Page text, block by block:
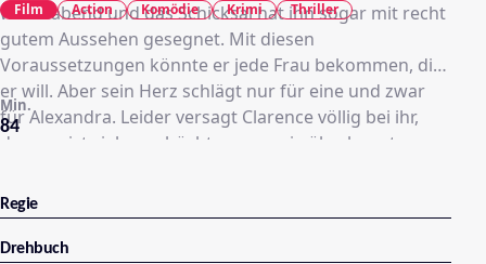
wohlhabend und das Schicksal hat ihn sogar mit recht
gutem Aussehen gesegnet. Mit diesen
Voraussetzungen könnte er jede Frau bekommen, die
er will. Aber sein Herz schlägt nur für eine und zwar
für Alexandra. Leider versagt Clarence völlig bei ihr,
denn er ist viel zu schüchtern, um sie überhaupt
echten Frauenhelden und zusammen kommen sie auf
einen scheinbar narrensicheren Plan: Sie inszenieren
die Entführung von Alexandra, damit Clarence als ihr
84
Min.
Film Action Komödie Krimi Thriller
Regie
Drehbuch